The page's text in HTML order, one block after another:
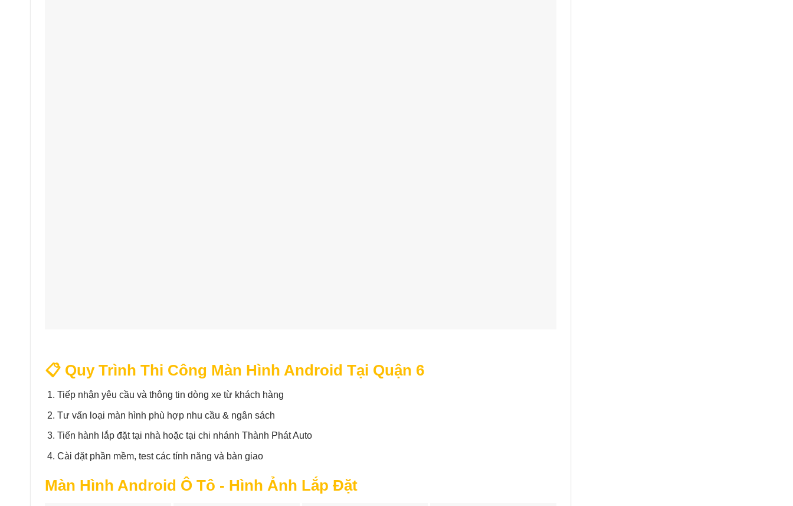
📋 Quy Trình Thi Công Màn Hình Android Tại Quận 6
Tiếp nhận yêu cầu và thông tin dòng xe từ khách hàng
Tư vấn loại màn hình phù hợp nhu cầu & ngân sách
Tiến hành lắp đặt tại nhà hoặc tại chi nhánh Thành Phát Auto
Cài đặt phần mềm, test các tính năng và bàn giao
Màn Hình Android Ô Tô - Hình Ảnh Lắp Đặt